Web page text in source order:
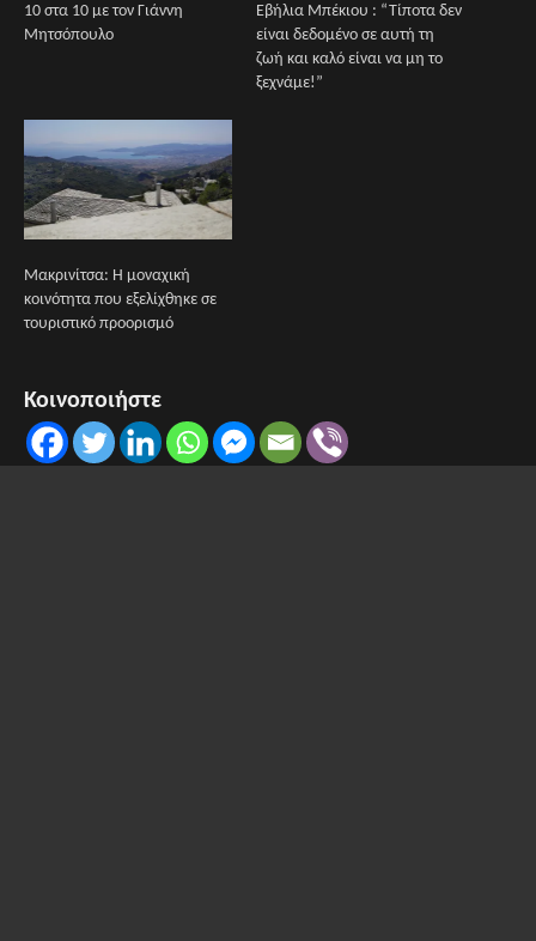
10 στα 10 με τον Γιάννη
Μητσόπουλο
Εβήλια Μπέκιου : “Τίποτα δεν
είναι δεδομένο σε αυτή τη
ζωή και καλό είναι να μη το
ξεχνάμε!”
Μακρινίτσα: Η μοναχική
κοινότητα που εξελίχθηκε σε
τουριστικό προορισμό
Κοινοποιήστε